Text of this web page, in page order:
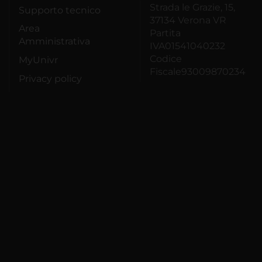
Supporto tecnico
Area
Amministrativa
MyUnivr
Privacy policy
Strada le Grazie, 15,
37134 Verona VR
Partita
IVA01541040232
Codice
Fiscale93009870234